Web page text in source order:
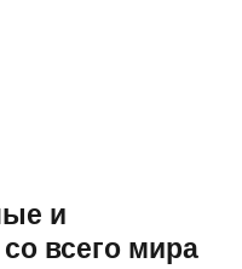
и
всего мира